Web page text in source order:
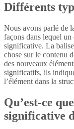
Différents
Nous avons parlé de
façons dans lequel un
significative. La balise
chose sur le contenu
des nouveaux
significatifs, ils
l’élément dans la
Qu’est-ce
significative